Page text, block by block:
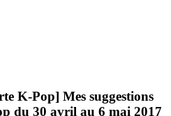
K-Pop] Mes suggestions
du 30 avril au 6 mai 2017